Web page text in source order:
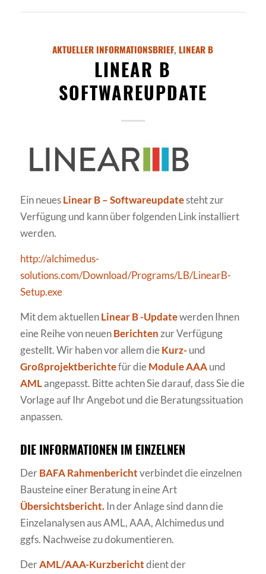
AKTUELLER INFORMATIONSBRIEF, LINEAR B
LINEAR B
SOFTWAREUPDATE
Ein neuesLinear B – Softwareupdatesteht zur
Verfügung und kann über folgenden Link installiert
werden.
http://alchimedus-
solutions.com/Download/Programs/LB/LinearB-
Setup.exe
Mit dem aktuellenLinear B -Updatewerden Ihnen
eine Reihe von neuenBerichten zur Verfügung
gestellt. Wir haben vor allem dieKurz-und
Großprojektberichtefür dieModule AAAund
AMLangepasst. Bitte achten Sie darauf, dass Sie die
Vorlage auf Ihr Angebot und die Beratungssituation
anpassen.
DIE INFORMATIONEN IM EINZELNEN
DerBAFA Rahmenberichtverbindet die einzelnen
Bausteine einer Beratung in eine Art
Übersichtsbericht.In der Anlage sind dann die
Einzelanalysen aus AML, AAA, Alchimedus und
ggfs. Nachweise zu dokumentieren.
DerAML/AAA-Kurzberichtdient der